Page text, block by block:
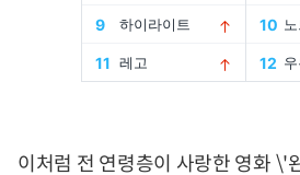
이처럼 전 연령층이 사랑한 영화 \'